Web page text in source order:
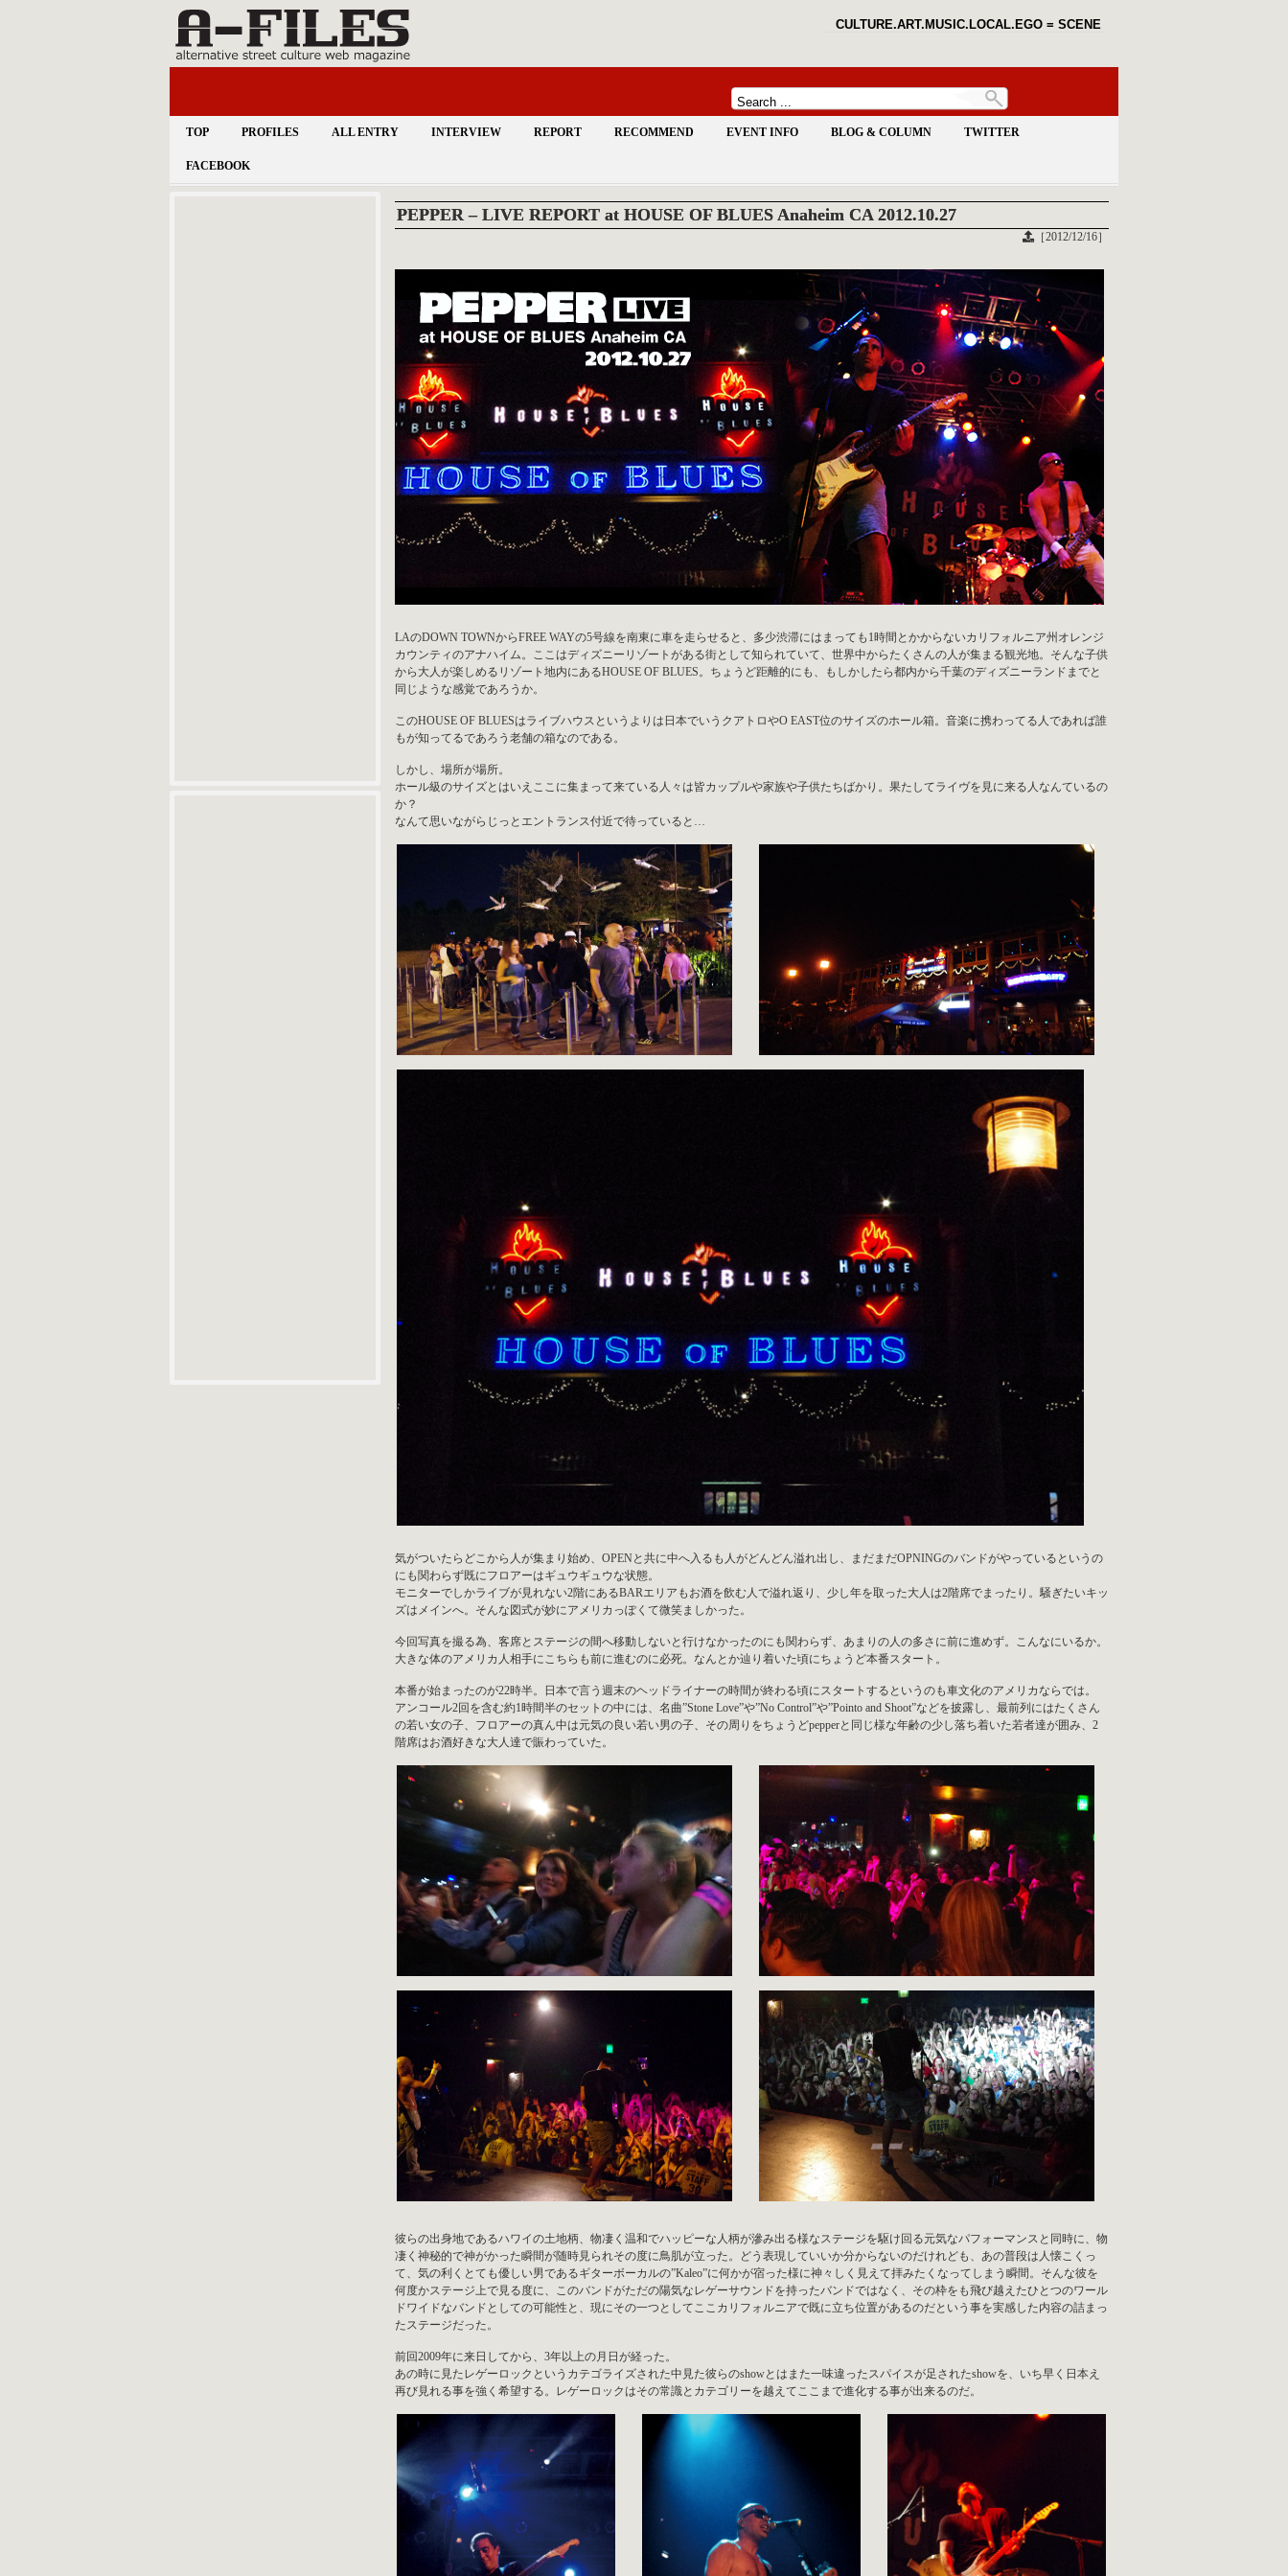
CULTURE.ART.MUSIC.LOCAL.EGO = SCENE
TOP PROFILES ALL ENTRY INTERVIEW REPORT RECOMMEND EVENT INFO BLOG & COLUMN TWITTER
FACEBOOK
PEPPER – LIVE REPORT at HOUSE OF BLUES Anaheim CA 2012.10.27
［2012/12/16］
LAのDOWN TOWNからFREE WAYの5号線を南東に車を走らせると、多少渋滞にはまっても1時間とかからないカリフォルニア州オレンジ
カウンティのアナハイム。ここはディズニーリゾートがある街として知られていて、世界中からたくさんの人が集まる観光地。そんな子供
から大人が楽しめるリゾート地内にあるHOUSE OF BLUES。ちょうど距離的にも、もしかしたら都内から千葉のディズニーランドまでと
同じような感覚であろうか。
このHOUSE OF BLUESはライブハウスというよりは日本でいうクアトロやO EAST位のサイズのホール箱。音楽に携わってる人であれば誰
もが知ってるであろう老舗の箱なのである。
しかし、場所が場所。
ホール級のサイズとはいえここに集まって来ている人々は皆カップルや家族や子供たちばかり。果たしてライヴを見に来る人なんているの
か？
なんて思いながらじっとエントランス付近で待っていると…
気がついたらどこから人が集まり始め、OPENと共に中へ入るも人がどんどん溢れ出し、まだまだOPNINGのバンドがやっているというの
にも関わらず既にフロアーはギュウギュウな状態。
モニターでしかライブが見れない2階にあるBARエリアもお酒を飲む人で溢れ返り、少し年を取った大人は2階席でまったり。騒ぎたいキッ
ズはメインへ。そんな図式が妙にアメリカっぽくて微笑ましかった。
今回写真を撮る為、客席とステージの間へ移動しないと行けなかったのにも関わらず、あまりの人の多さに前に進めず。こんなにいるか。
大きな体のアメリカ人相手にこちらも前に進むのに必死。なんとか辿り着いた頃にちょうど本番スタート。
本番が始まったのが22時半。日本で言う週末のヘッドライナーの時間が終わる頃にスタートするというのも車文化のアメリカならでは。
アンコール2回を含む約1時間半のセットの中には、名曲”Stone Love”や”No Control”や”Pointo and Shoot”などを披露し、最前列にはたくさん
の若い女の子、フロアーの真ん中は元気の良い若い男の子、その周りをちょうどpepperと同じ様な年齢の少し落ち着いた若者達が囲み、2
階席はお酒好きな大人達で賑わっていた。
彼らの出身地であるハワイの土地柄、物凄く温和でハッピーな人柄が滲み出る様なステージを駆け回る元気なパフォーマンスと同時に、物
凄く神秘的で神がかった瞬間が随時見られその度に鳥肌が立った。どう表現していいか分からないのだけれども、あの普段は人懐こくっ
て、気の利くとても優しい男であるギターボーカルの”Kaleo”に何かが宿った様に神々しく見えて拝みたくなってしまう瞬間。そんな彼を
何度かステージ上で見る度に、このバンドがただの陽気なレゲーサウンドを持ったバンドではなく、その枠をも飛び越えたひとつのワール
ドワイドなバンドとしての可能性と、現にその一つとしてここカリフォルニアで既に立ち位置があるのだという事を実感した内容の詰まっ
たステージだった。
前回2009年に来日してから、3年以上の月日が経った。
あの時に見たレゲーロックというカテゴライズされた中見た彼らのshowとはまた一味違ったスパイスが足されたshowを、いち早く日本え
再び見れる事を強く希望する。レゲーロックはその常識とカテゴリーを越えてここまで進化する事が出来るのだ。